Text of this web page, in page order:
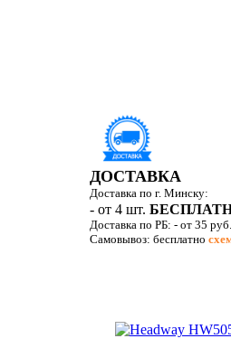
ДОСТАВКА
Доставка по г. Минску:
- от 4 шт.
Доставка по РБ: - от 35 руб.
Самовывоз: бесплатно